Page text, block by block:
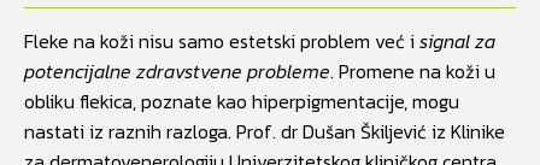
Fleke na koži nisu samo estetski problem već i signal za
potencijalne zdravstvene probleme. Promene na koži u
obliku flekica, poznate kao hiperpigmentacije, mogu
nastati iz raznih razloga. Prof. dr Dušan Škiljević iz Klinike